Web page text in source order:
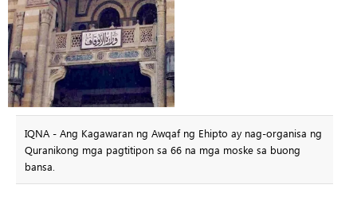
IQNA - Ang Kagawaran ng Awqaf ng Ehipto ay nag-organisa ng
Quranikong mga pagtitipon sa 66 na mga moske sa buong
bansa.